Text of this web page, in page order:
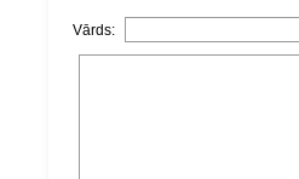
Vārds: